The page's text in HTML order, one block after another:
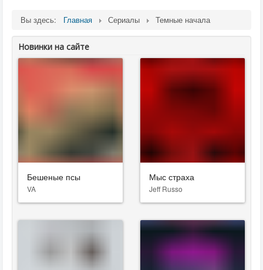
Вы здесь: Главная Сериалы Темные начала
Новинки на сайте
Бешеные псы
VA
Мыс страха
Jeff Russo